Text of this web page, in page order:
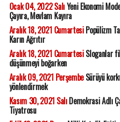
Ocak 04, 2022 SalıYeni Ekonomi
Çayıra, Mevlam Kayıra
Aralık 18, 2021 CumartesiPopülizm
Karın Ağrıtır
Aralık 18, 2021 CumartesiSloganlar
düşünmeyi boğarken
Aralık 09, 2021 PerşembeSürüyü
yönlendirmek
Kasım 30, 2021 SalıDemokrasi Adlı
Tiyatrosu